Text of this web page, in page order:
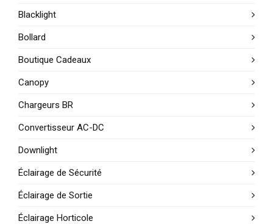
Blacklight
Bollard
Boutique Cadeaux
Canopy
Chargeurs BR
Convertisseur AC-DC
Downlight
Éclairage de Sécurité
Éclairage de Sortie
Éclairage Horticole